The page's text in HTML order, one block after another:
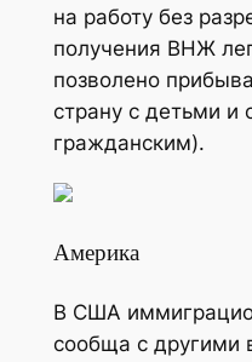
на работу без
получения ВНЖ
позволено
страну с детьми и
гражданским).
Америка
В США
сообща с другими